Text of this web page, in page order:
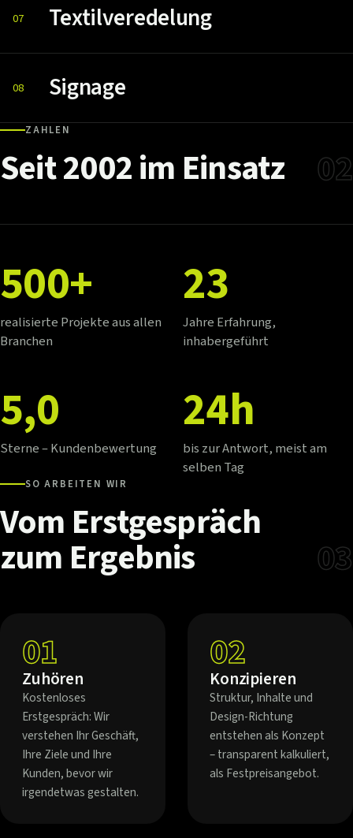
07 Textilveredelung
08 Signage
ZAHLEN
Seit2002im Einsatz 02
500+
realisierte Projekte aus allen
Branchen
23
Jahre Erfahrung,
inhabergeführt
5,0
Sterne – Kundenbewertung
24h
bis zur Antwort, meist am
selben Tag
SO ARBEITEN WIR
Vom Erstgespräch
zum Ergebnis
03
01
Zuhören
Kostenloses
Erstgespräch: Wir
verstehen Ihr Geschäft,
Ihre Ziele und Ihre
Kunden, bevor wir
irgendetwas gestalten.
02
Konzipieren
Struktur, Inhalte und
Design-Richtung
entstehen als Konzept
– transparent kalkuliert,
als Festpreisangebot.